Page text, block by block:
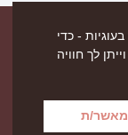
- כדי
לך חוויה
מאשר/ת
נגישות